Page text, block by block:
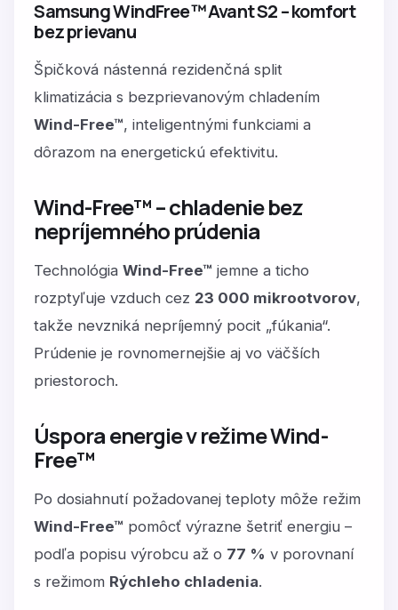
Samsung WindFree™ Avant S2 – komfort
bez prievanu
Špičková nástenná rezidenčná split
klimatizácia s bezprievanovým chladením
Wind-Free™, inteligentnými funkciami a
dôrazom na energetickú efektivitu.
Wind-Free™ – chladenie bez
nepríjemného prúdenia
TechnológiaWind-Free™ jemne a ticho
rozptyľuje vzduch cez 23 000 mikrootvorov,
takže nevzniká nepríjemný pocit „fúkania“.
Prúdenie je rovnomernejšie aj vo väčších
priestoroch.
Úspora energie v režime Wind-
Free™
Po dosiahnutí požadovanej teploty môže režim
Wind-Free™ pomôcť výrazne šetriť energiu –
podľa popisu výrobcu až o 77 % v porovnaní
s režimom Rýchleho chladenia.